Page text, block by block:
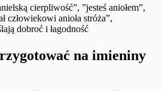
cierpliwość”, ”jesteś aniołem”,
człowiekowi anioła stróża”,
dobroć i łagodność
na imieniny